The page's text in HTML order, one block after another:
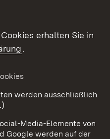
Datenschutz
erhalten Sie in
.
werden ausschließlich
Media-Elemente von
Google werden auf der